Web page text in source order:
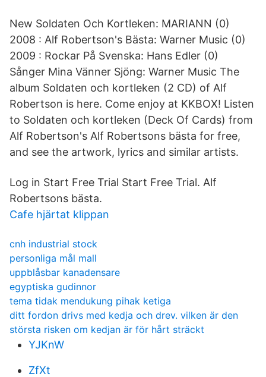
New Soldaten Och Kortleken: MARIANN (0)
2008 : Alf Robertson's Bästa: Warner Music (0)
2009 : Rockar På Svenska: Hans Edler (0)
Sånger Mina Vänner Sjöng: Warner Music The
album Soldaten och kortleken (2 CD) of Alf
Robertson is here. Come enjoy at KKBOX! Listen
to Soldaten och kortleken (Deck Of Cards) from
Alf Robertson's Alf Robertsons bästa for free,
and see the artwork, lyrics and similar artists.
Log in Start Free Trial Start Free Trial. Alf
Robertsons bästa.
Cafe hjärtat klippan
cnh industrial stock
personliga mål mall
uppblåsbar kanadensare
egyptiska gudinnor
tema tidak mendukung pihak ketiga
ditt fordon drivs med kedja och drev. vilken är den
största risken om kedjan är för hårt sträckt
YJKnW
ZfXt